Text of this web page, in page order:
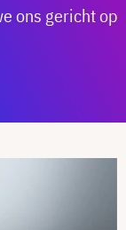
ons gericht op